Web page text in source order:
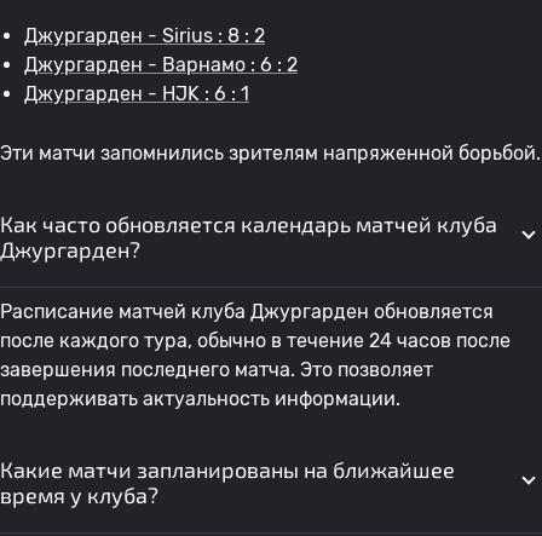
Джургарден - Sirius : 8 : 2
Джургарден - Варнамо : 6 : 2
Джургарден - HJK : 6 : 1
Эти матчи запомнились зрителям напряженной борьбой.
Как часто обновляется календарь матчей клуба
Джургарден?
Расписание матчей клуба Джургарден обновляется
после каждого тура, обычно в течение 24 часов после
завершения последнего матча. Это позволяет
поддерживать актуальность информации.
Какие матчи запланированы на ближайшее
время у клуба?